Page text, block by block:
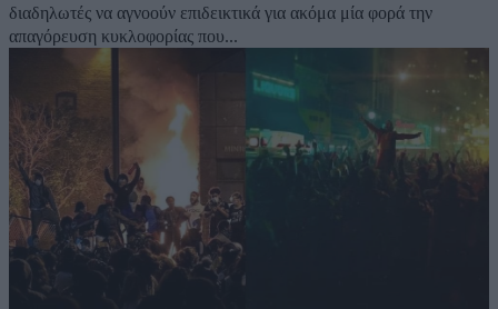
διαδηλωτές να αγνοούν επιδεικτικά για ακόμα μία φορά την
απαγόρευση κυκλοφορίας που...